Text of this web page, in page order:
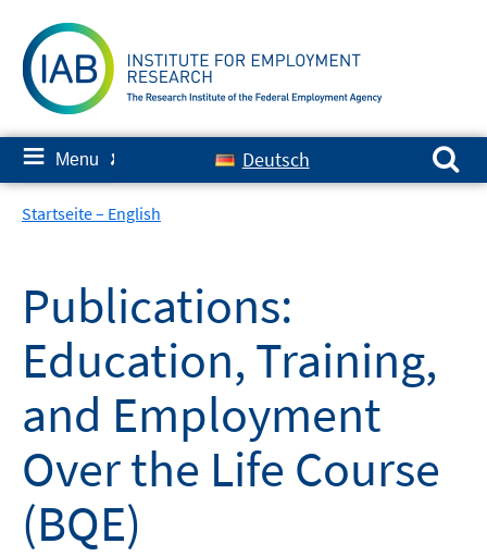
content
≡ Menu ✘ Deutsch
Search for:
Startseite – English
Publications:
Education, Training,
and Employment
Over the Life Course
(BQE)